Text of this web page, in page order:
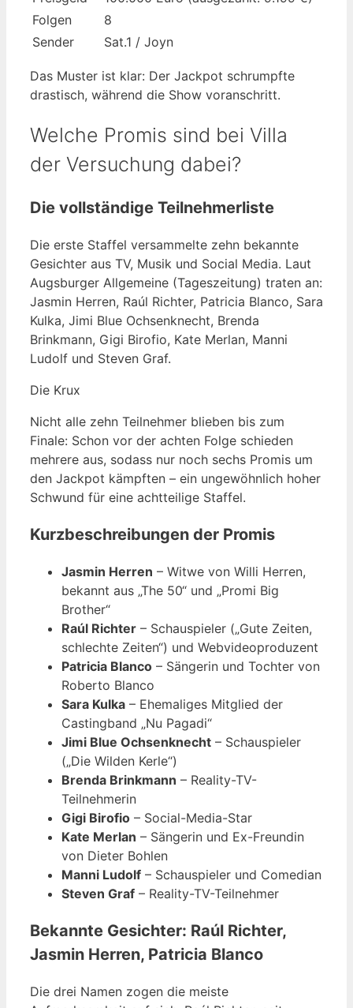
Folgen
8
Sender
Sat.1 / Joyn
Das Muster ist klar: Der Jackpot schrumpfte
drastisch, während die Show voranschritt.
Welche Promis sind bei Villa
der Versuchung dabei?
Die vollständige Teilnehmerliste
Die erste Staffel versammelte zehn bekannte
Gesichter aus TV, Musik und Social Media. Laut
Augsburger Allgemeine (Tageszeitung) traten an:
Jasmin Herren, Raúl Richter, Patricia Blanco, Sara
Kulka, Jimi Blue Ochsenknecht, Brenda
Brinkmann, Gigi Birofio, Kate Merlan, Manni
Ludolf und Steven Graf.
Die Krux
Nicht alle zehn Teilnehmer blieben bis zum
Finale: Schon vor der achten Folge schieden
mehrere aus, sodass nur noch sechs Promis um
den Jackpot kämpften – ein ungewöhnlich hoher
Schwund für eine achtteilige Staffel.
Kurzbeschreibungen der Promis
Jasmin Herren – Witwe von Willi Herren,
bekannt aus „The 50“ und „Promi Big
Brother“
Raúl Richter – Schauspieler („Gute Zeiten,
schlechte Zeiten“) und Webvideoproduzent
Patricia Blanco – Sängerin und Tochter von
Roberto Blanco
Sara Kulka – Ehemaliges Mitglied der
Castingband „Nu Pagadi“
Jimi Blue Ochsenknecht – Schauspieler
(„Die Wilden Kerle“)
Brenda Brinkmann – Reality-TV-
Teilnehmerin
Gigi Birofio – Social-Media-Star
Kate Merlan – Sängerin und Ex-Freundin
von Dieter Bohlen
Manni Ludolf – Schauspieler und Comedian
Steven Graf – Reality-TV-Teilnehmer
Bekannte Gesichter: Raúl Richter,
Jasmin Herren, Patricia Blanco
Die drei Namen zogen die meiste